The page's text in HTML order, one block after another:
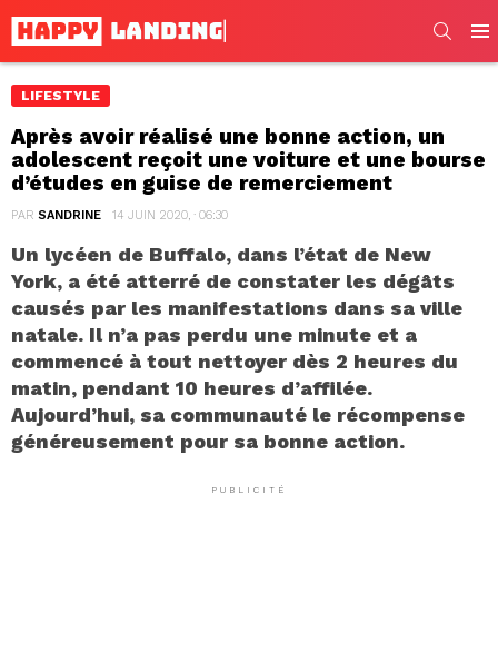
LIFESTYLE
Après avoir réalisé une bonne action, un
adolescent reçoit une voiture et une bourse
d’études en guise de remerciement
PAR SANDRINE 14 JUIN 2020, · 06:30
Un lycéen de Buffalo, dans l’état de New
York, a été atterré de constater les dégâts
causés par les manifestations dans sa ville
natale. Il n’a pas perdu une minute et a
commencé à tout nettoyer dès 2 heures du
matin, pendant 10 heures d’affilée.
Aujourd’hui, sa communauté le récompense
généreusement pour sa bonne action.
PUBLICITÉ